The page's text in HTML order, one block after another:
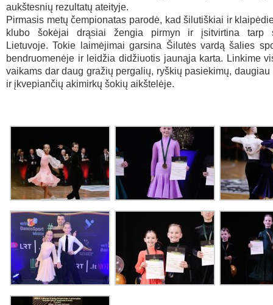
aukštesnių rezultatų ateityje.
Pirmasis metų čempionatas parodė, kad šilutiškiai ir
klubo šokėjai drąsiai žengia pirmyn ir įsitvirtina tarp
Lietuvoje. Tokie laimėjimai garsina Šilutės vardą šalies
bendruomenėje ir leidžia didžiuotis jaunąja karta. Linkime
vaikams dar daug gražių pergalių, ryškių pasiekimų, daugiau
ir įkvepiančių akimirkų šokių aikštelėje.